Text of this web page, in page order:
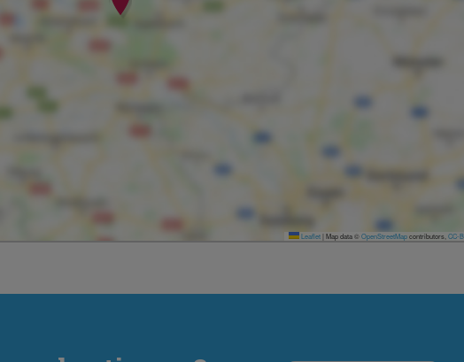
Leaflet | Map data ©OpenStreetMapcontributors, CC-